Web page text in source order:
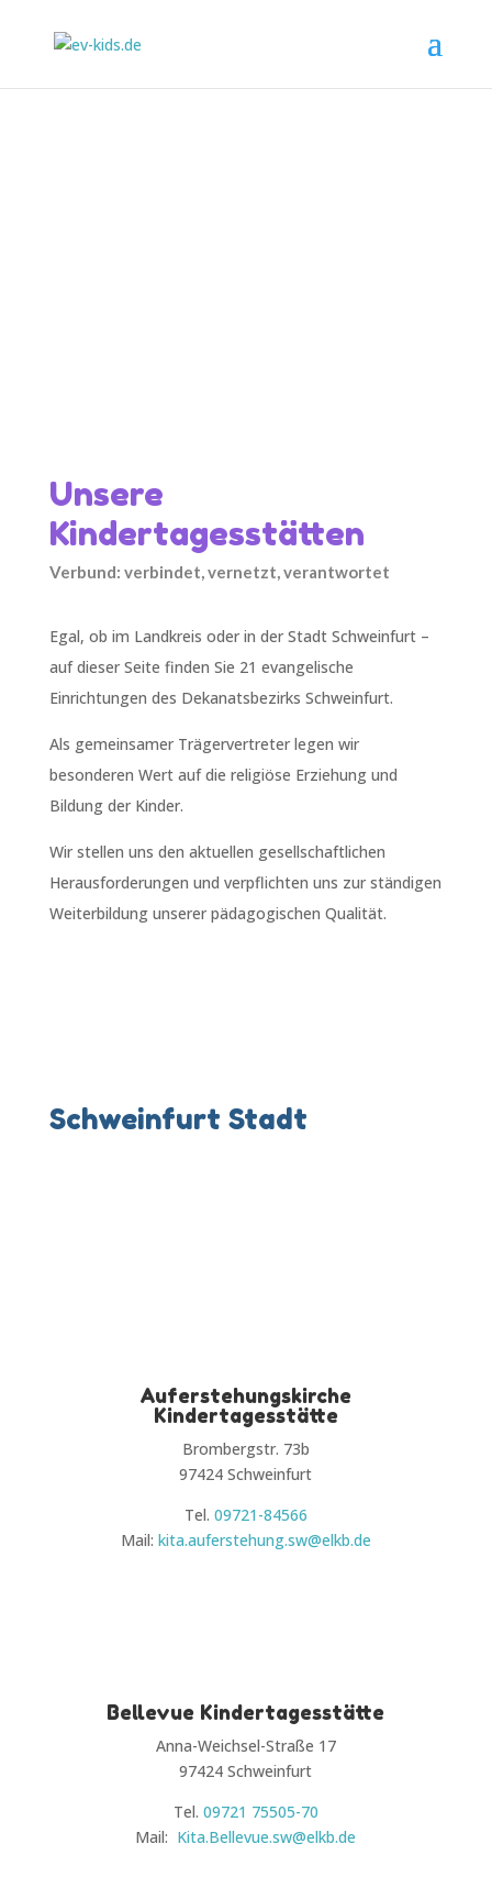
Unsere
Kindertagesstätten
Verbund: verbindet, vernetzt, verantwortet
Egal, ob im Landkreis oder in der Stadt Schweinfurt –
auf dieser Seite finden Sie 21 evangelische
Einrichtungen des Dekanatsbezirks Schweinfurt.
Als gemeinsamer Trägervertreter legen wir
besonderen Wert auf die religiöse Erziehung und
Bildung der Kinder.
Wir stellen uns den aktuellen gesellschaftlichen
Herausforderungen und verpflichten uns zur ständigen
Weiterbildung unserer pädagogischen Qualität.
Schweinfurt Stadt
Auferstehungskirche
Kindertagesstätte
Brombergstr. 73b
97424 Schweinfurt
Tel. 09721-84566
Mail: kita.auferstehung.sw@elkb.de
Bellevue Kindertagesstätte
Anna-Weichsel-Straße 17
97424 Schweinfurt
Tel. 09721 75505-70
Mail: Kita.Bellevue.sw@elkb.de